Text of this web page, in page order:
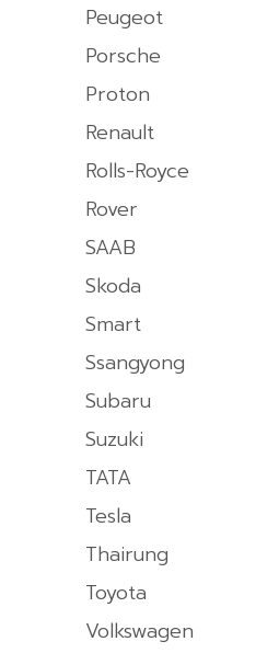
Peugeot
Porsche
Proton
Renault
Rolls-Royce
Rover
SAAB
Skoda
Smart
Ssangyong
Subaru
Suzuki
TATA
Tesla
Thairung
Toyota
Volkswagen